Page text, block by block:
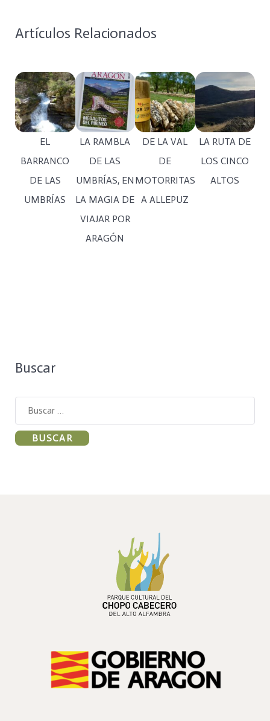
Artículos Relacionados
EL
BARRANCO
DE LAS
UMBRÍAS
LA RAMBLA
DE LAS
UMBRÍAS, EN
LA MAGIA DE
VIAJAR POR
ARAGÓN
DE LA VAL
DE
MOTORRITAS
A ALLEPUZ
LA RUTA DE
LOS CINCO
ALTOS
Buscar
Buscar:
PARQUE CULTURAL DEL
CHOPO CABECERO
DEL ALTO ALFAMBRA